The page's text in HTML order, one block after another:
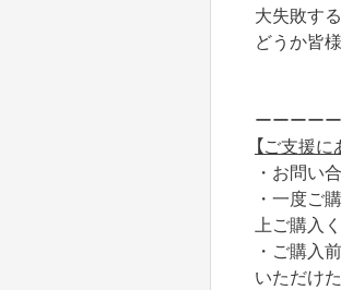
大失敗す
どうか皆
ーーーー
【ご支援
・お問い
・一度ご
上ご購入
・ご購入
いただけ